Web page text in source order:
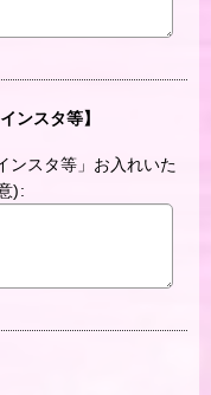
ンスタ等】
ンスタ等」お入れいた
):